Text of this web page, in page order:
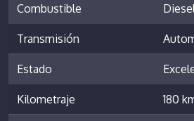
Combustible
Transmisión
Estado
Kilometraje 180